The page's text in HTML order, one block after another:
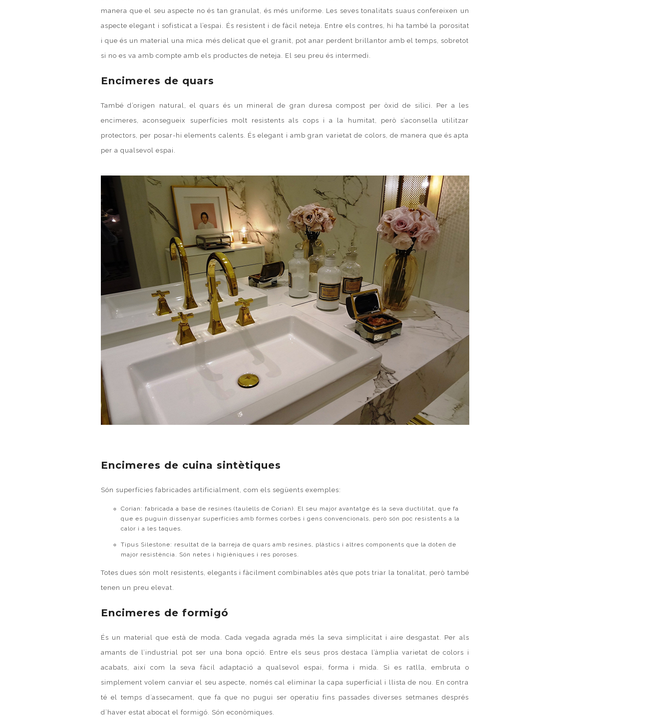
manera que el seu aspecte no és tan granulat, és més uniforme. Les seves tonalitats suaus confereixen un
aspecte elegant i sofisticat a l’espai. És resistent i de fàcil neteja. Entre els contres, hi ha també la porositat
i que és un material una mica més delicat que el granit, pot anar perdent brillantor amb el temps, sobretot
si no es va amb compte amb els productes de neteja. El seu preu és intermedi.
Encimeres de quars
També d’origen natural, el quars és un mineral de gran duresa compost per òxid de silici. Per a les
encimeres , aconsegueix superfícies molt resistents als cops i a la humitat, però s’aconsella utilitzar
protectors, per posar-hi elements calents. És elegant i amb gran varietat de colors, de manera que és apta
per a qualsevol espai.
Encimeres de cuina sintètiques
Són superfícies fabricades artificialment, com els següents exemples:
Corian : fabricada a base de resines (taulells de Corian). El seu major avantatge és la seva ductilitat, que fa
que es puguin dissenyar superfícies amb formes corbes i gens convencionals, però són poc resistents a la
calor i a les taques.
Tipus Silestone: resultat de la barreja de quars amb resines, plàstics i altres components que la doten de
major resistència. Són netes i higièniques i res poroses.
Totes dues són molt resistents, elegants i fàcilment combinables atès que pots triar la tonalitat, però també
tenen un preu elevat.
Encimeres de formigó
És un material que està de moda. Cada vegada agrada més la seva simplicitat i aire desgastat. Per als
amants de l’industrial pot ser una bona opció. Entre els seus pros destaca l’àmplia varietat de colors i
acabats, així com la seva fàcil adaptació a qualsevol espai, forma i mida. Si es ratlla, embruta o
simplement volem canviar el seu aspecte, només cal eliminar la capa superficial i llista de nou. En contra
té el temps d’assecament, que fa que no pugui ser operatiu fins passades diverses setmanes després
d’haver estat abocat el formigó. Són econòmiques.